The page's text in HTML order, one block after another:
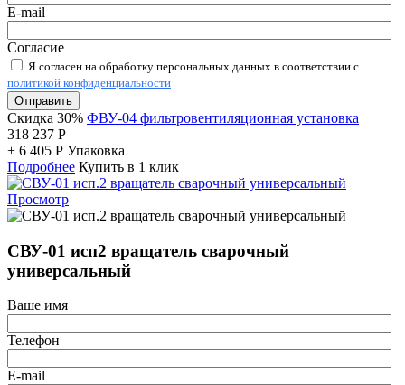
E-mail
Согласие
Я согласен на обработку персональных данных в соответствии с
политикой конфиденциальности
Отправить
Скидка 30% ФВУ-04 фильтровентиляционная установка
318 237 Р
+ 6 405 Р Упаковка
Подробнее Купить в 1 клик
Просмотр
СВУ-01 исп2 вращатель сварочный
универсальный
Ваше имя
Телефон
E-mail